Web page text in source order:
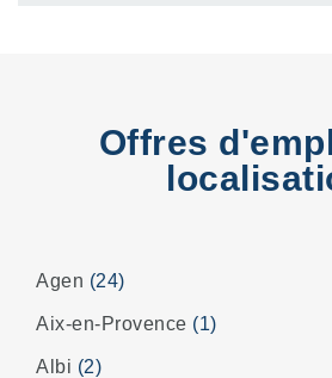
Offres
Agen (24)
Aix-en-Provence (1)
Albi (2)